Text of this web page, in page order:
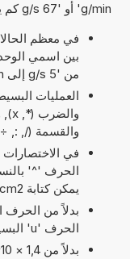
g/min' أو '67 g/s كم يساوي g/min' أو ببساطة '36 g/s':
في معظم
من '5 g/s إلى g/min'.
العمليات
والقسمة (/, :,
في
يمكن كتابة cm2 بدلاً من cm^2.
الحرف 'u' البسيط، على سبيل المثال uPa بدلاً من µPa.